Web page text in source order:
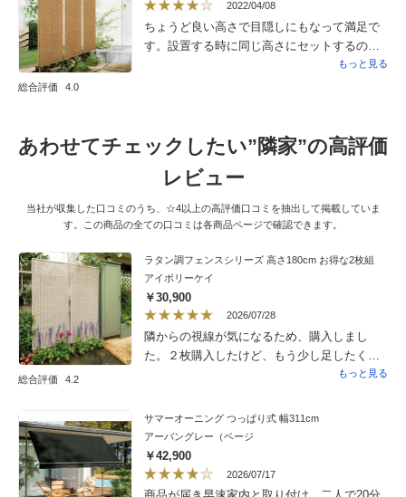
んでしたので、結束バンドとガーデンライト
を固定するコンクリート製土台を重しとして
ます。また色で悩み中です。
総合評価 4.0
2022/04/08
ちょうど良い高さで目隠しにもなって満足で
す。設置する時に同じ高さにセットするのが
難しかったです。強風の時は心配なので外し
もっと見る
あわせてチェックしたい”隣家”の高評価
レビュー
当社が収集した口コミのうち、☆4以上の高評価口コミを抽出して掲載していま
す。この商品の全ての口コミは各商品ページで確認できます。
総合評価 4.2
ラタン調フェンスシリーズ 高さ180cm お得な2枚組
アイボリーケイ
￥30,900
2026/07/28
隣からの視線が気になるため、購入しまし
た。２枚購入したけど、もう少し足したくて
また２枚、計４枚になりました。どうやって
でラティスを固定する金具があるのを見つ
け、固定に使いました。フェンス同士の固定
には、最初100均の白の結束バンドにしました
が、ベージュなので目立つんですよ。なんか
せっかくのフェンスの雰囲気が台無しで。結
もっと見る
サマーオーニング つっぱり式 幅311cm
アーバングレー（ベージ
￥42,900
2026/07/17